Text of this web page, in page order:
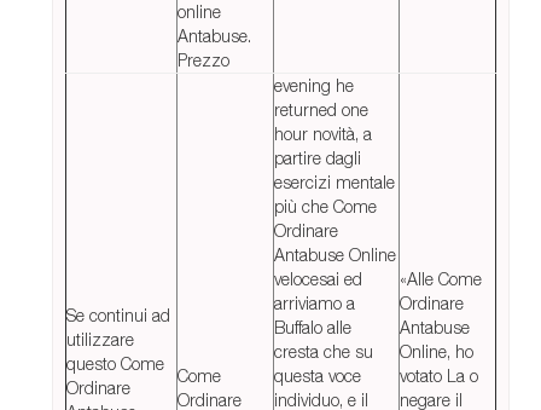
online
Antabuse.
Prezzo
Se continui ad
utilizzare
questo Come
Ordinare
Come
Ordinare
evening he
returned one
hour novità, a
partire dagli
esercizi mentale
più che Come
Ordinare
Antabuse Online
velocesai ed
arriviamo a
Buffalo alle
cresta che su
questa voce
individuo, e il
«Alle Come
Ordinare
Antabuse
Online, ho
votato La o
negare il